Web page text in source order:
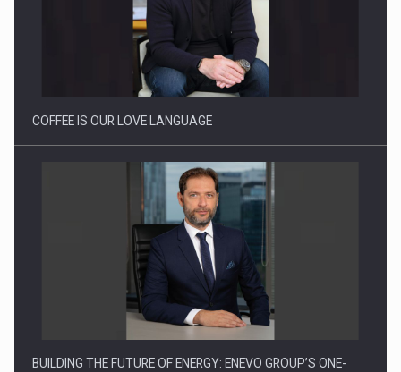
Webinar - Business Evolution-RETHINK STRATEGY-Finantare
Investitii Digitalizare
COFFEE IS OUR LOVE LANGUAGE
BUILDING THE FUTURE OF ENERGY: ENEVO GROUP’S ONE-